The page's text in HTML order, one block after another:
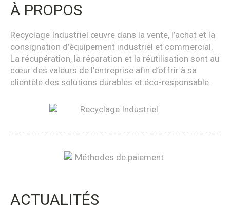
À PROPOS
Recyclage Industriel œuvre dans la vente, l’achat et la
consignation d’équipement industriel et commercial.
La récupération, la réparation et la réutilisation sont au
cœur des valeurs de l’entreprise afin d’offrir à sa
clientèle des solutions durables et éco-responsable.
ACTUALITÉS